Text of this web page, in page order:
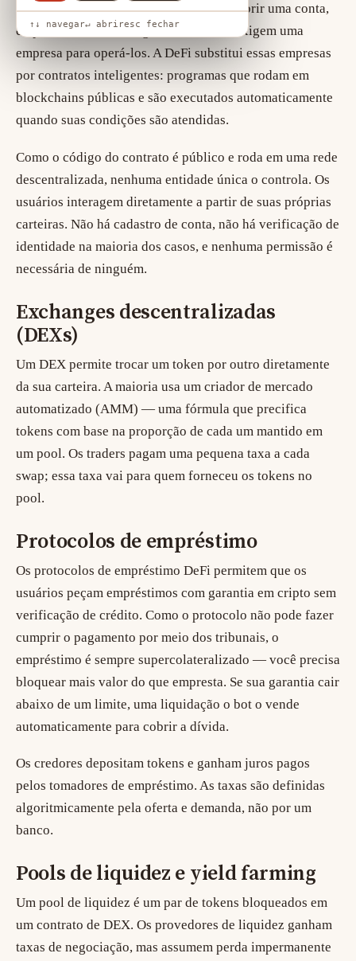
↑↓ navegar↵ abriresc fechar
Os serviços financeiros tradicionais — abrir uma conta,
emprestar dinheiro, negociar ativos — exigem uma
empresa para operá-los. A DeFi substitui essas empresas
por contratos inteligentes: programas que rodam em
blockchains públicas e são executados automaticamente
quando suas condições são atendidas.
Como o código do contrato é público e roda em uma rede
descentralizada, nenhuma entidade única o controla. Os
usuários interagem diretamente a partir de suas próprias
carteiras. Não há cadastro de conta, não há verificação de
identidade na maioria dos casos, e nenhuma permissão é
necessária de ninguém.
Exchanges descentralizadas
(DEXs)
Um DEX permite trocar um token por outro diretamente
da sua carteira. A maioria usa um criador de mercado
automatizado (AMM) — uma fórmula que precifica
tokens com base na proporção de cada um mantido em
um pool. Os traders pagam uma pequena taxa a cada
swap; essa taxa vai para quem forneceu os tokens no
pool.
Protocolos de empréstimo
Os protocolos de empréstimo DeFi permitem que os
usuários peçam empréstimos com garantia em cripto sem
verificação de crédito. Como o protocolo não pode fazer
cumprir o pagamento por meio dos tribunais, o
empréstimo é sempre supercolateralizado — você precisa
bloquear mais valor do que empresta. Se sua garantia cair
abaixo de um limite, uma liquidação o bot o vende
automaticamente para cobrir a dívida.
Os credores depositam tokens e ganham juros pagos
pelos tomadores de empréstimo. As taxas são definidas
algoritmicamente pela oferta e demanda, não por um
banco.
Pools de liquidez e yield farming
Um pool de liquidez é um par de tokens bloqueados em
um contrato de DEX. Os provedores de liquidez ganham
taxas de negociação, mas assumem perda impermanente